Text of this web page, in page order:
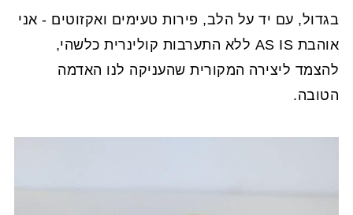
בגדול, עם יד על הלב, פירות טעימים ואקזוטים - אני
אוהבת AS IS ללא התערבות קולינרית כלשהי,
להצמד ליצירה המקורית שהעניקה לנו האדמה
הטובה.